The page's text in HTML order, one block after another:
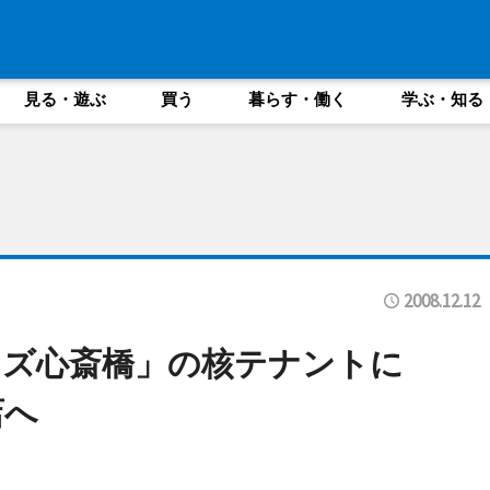
見る・遊ぶ 買う 暮らす・働く 学ぶ・知る
2008.12.12
心斎橋」の核テナントに